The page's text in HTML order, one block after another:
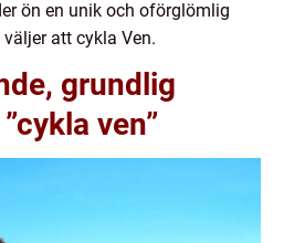
ön en unik och oförglömlig
att cykla Ven.
grundlig
ven”